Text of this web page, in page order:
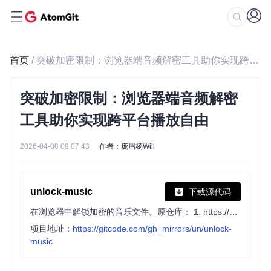
首页 / 突破加密限制：浏览器端音频解密工具助你实现跨平台播放自由
突破加密限制：浏览器端音频解密
工具助你实现跨平台播放自由
2026-04-08 09:07:43 作者：庞眉杨Will
unlock-music 下载源代码
项目地址： https://gitcode.com/gh_mirrors/un/unlock-
music